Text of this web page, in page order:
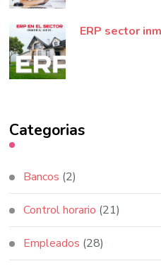
ERP sector
Categorias
Bancos (2)
Control horario (21)
Empleados (28)